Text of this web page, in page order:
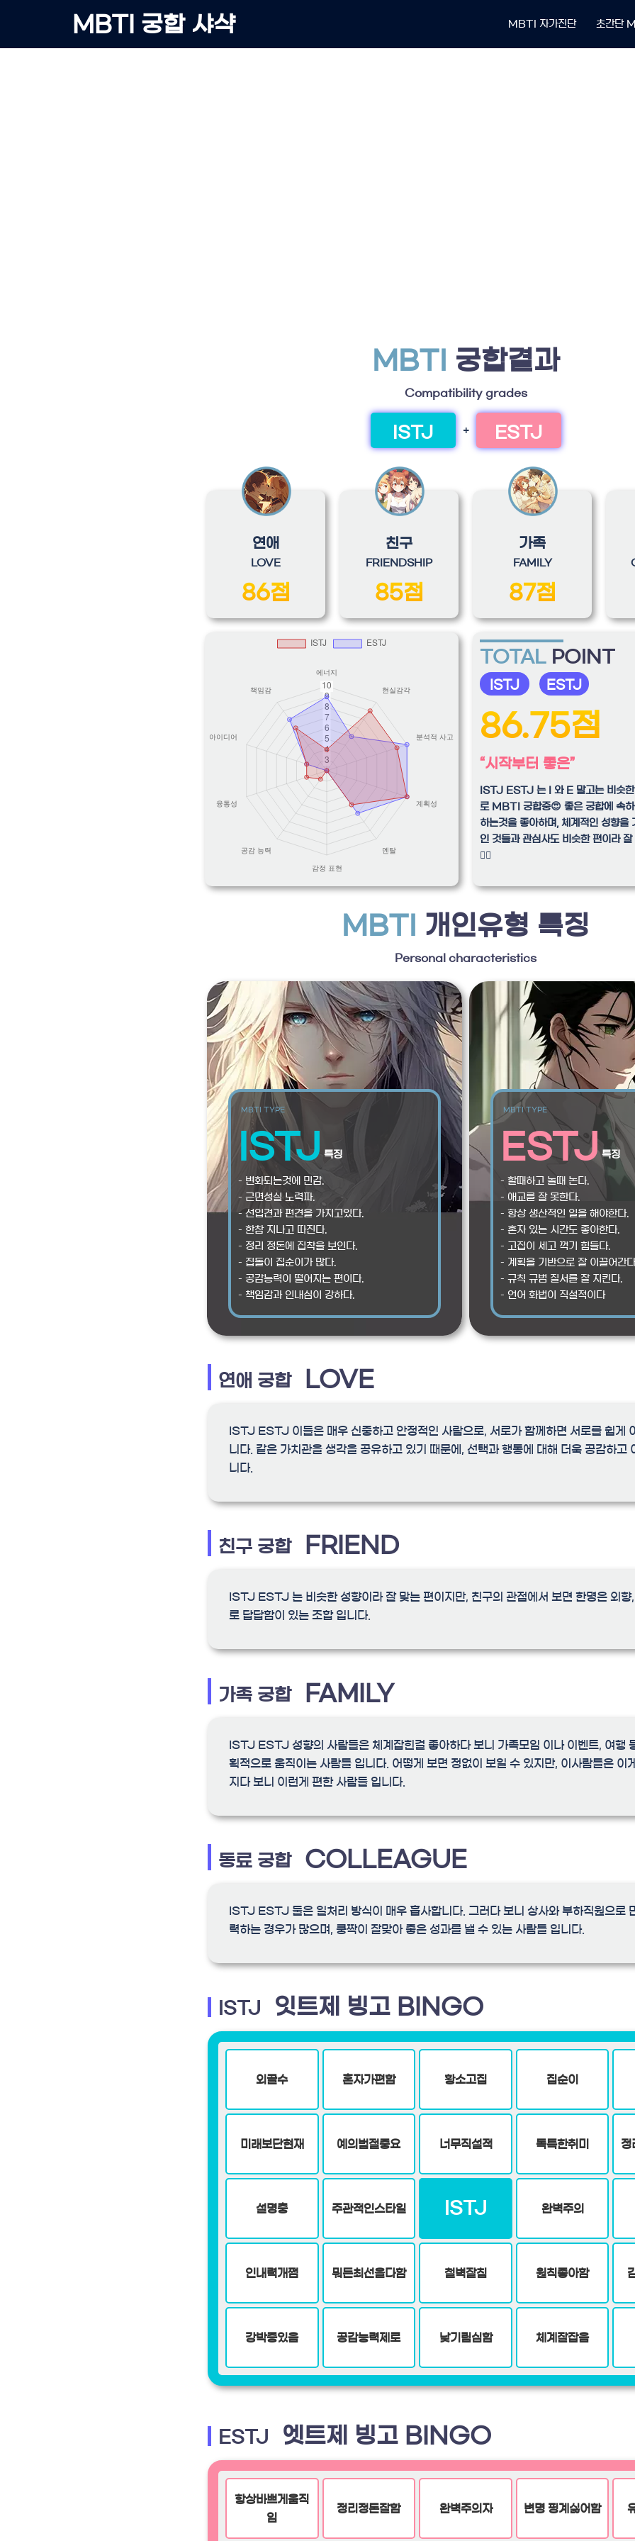
content
MBTI 궁합 샤샥 MBTI 자가진단 초간단
MBTI 궁합결과
Compatibility grades
ISTJ + ESTJ
연애
LOVE
86점
친구
FRIENDSHIP
85점
가족
FAMILY
87점
TOTAL POINT
ISTJ ESTJ
86.75점
“시작부터 좋은”
ISTJ ESTJ 는 I 와 E 말고는 비슷한
로 MBTI 궁합중😍 좋은 궁합에 속
하는것을 좋아하며, 체계적인 성향을
인 것들과 관심사도 비슷한 편이라 잘
🙆‍♂️
MBTI 개인유형 특징
Personal characteristics
MBTI TYPE
ISTJ 특징
– 변화되는것에 민감.
– 근면성실 노력파.
– 선입견과 편견을 가지고있다.
– 한참 지나고 따진다.
– 정리 정돈에 집착을 보인다.
– 집돌이 집순이가 많다.
– 공감능력이 떨어지는 편이다.
– 책임감과 인내심이 강하다.
MBTI TYPE
ESTJ특징
– 할때하고 놀때 논다.
– 애교를 잘 못한다.
– 항상 생산적인 일을 해야한다.
– 혼자 있는 시간도 좋아한다.
– 고집이 세고 꺽기 힘들다.
– 계획을 기반으로 잘 이끌어간
– 규칙 규범 질서를 잘 지킨다.
– 언어 화법이 직설적이다
연애 궁합 LOVE
ISTJ ESTJ 이들은 매우 신중하고 안정적인 사람으로, 서로가 함께하면 서로를 쉽게
니다. 같은 가치관을 생각을 공유하고 있기 때문에, 선택과 행동에 대해 더욱 공감하고
니다.
친구 궁합 FRIEND
ISTJ ESTJ 는 비슷한 성향이라 잘 맞는 편이지만, 친구의 관점에서 보면 한명은 외향
로 답답함이 있는 조합 입니다.
가족 궁합 FAMILY
ISTJ ESTJ 성향의 사람들은 체계잡힌걸 좋아하다 보니 가족모임 이나 이벤트, 여행
획적으로 움직이는 사람들 입니다. 어떻게 보면 정없이 보일 수 있지만, 이사람들은 이
지다 보니 이런게 편한 사람들 입니다.
동료 궁합 COLLEAGUE
ISTJ ESTJ 둘은 일처리 방식이 매우 흡사합니다. 그러다 보니 상사와 부하직원으로
력하는 경우가 많으며, 쿵짝이 잘맞아 좋은 성과를 낼 수 있는 사람들 입니다.
ISTJ 잇트제 빙고 BINGO
외골수 혼자가편함 황소고집 집순이
미래보단현재 예의범절중요 너무직설적 독특한취미 정
설명충 주관적인스타일 ISTJ 완벽주의
인내력개쩜 뭐든최선을다함 철벽잘침 원칙좋아함
강박증있음 공감능력제로 낮기림심함 체계잘잡음
ESTJ 엣트제 빙고 BINGO
항상바쁘게움직
임
정리정돈잘함 완벽주의자 변명 핑계싫어함